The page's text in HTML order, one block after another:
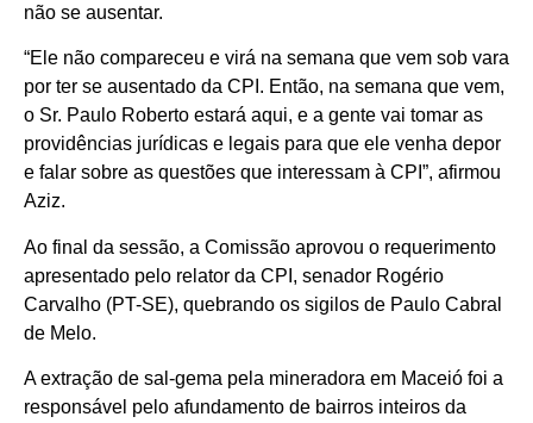
não se ausentar.
“Ele não compareceu e virá na semana que vem sob vara
por ter se ausentado da CPI. Então, na semana que vem,
o Sr. Paulo Roberto estará aqui, e a gente vai tomar as
providências jurídicas e legais para que ele venha depor
e falar sobre as questões que interessam à CPI”, afirmou
Aziz.
Ao final da sessão, a Comissão aprovou o requerimento
apresentado pelo relator da CPI, senador Rogério
Carvalho (PT-SE), quebrando os sigilos de Paulo Cabral
de Melo.
A extração de sal-gema pela mineradora em Maceió foi a
responsável pelo afundamento de bairros inteiros da